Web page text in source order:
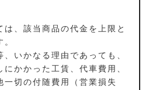
は、該当商品の代金を上限と
いかなる理由であっても、
かかった工賃、代車費用、
一切の付随費用（営業損失